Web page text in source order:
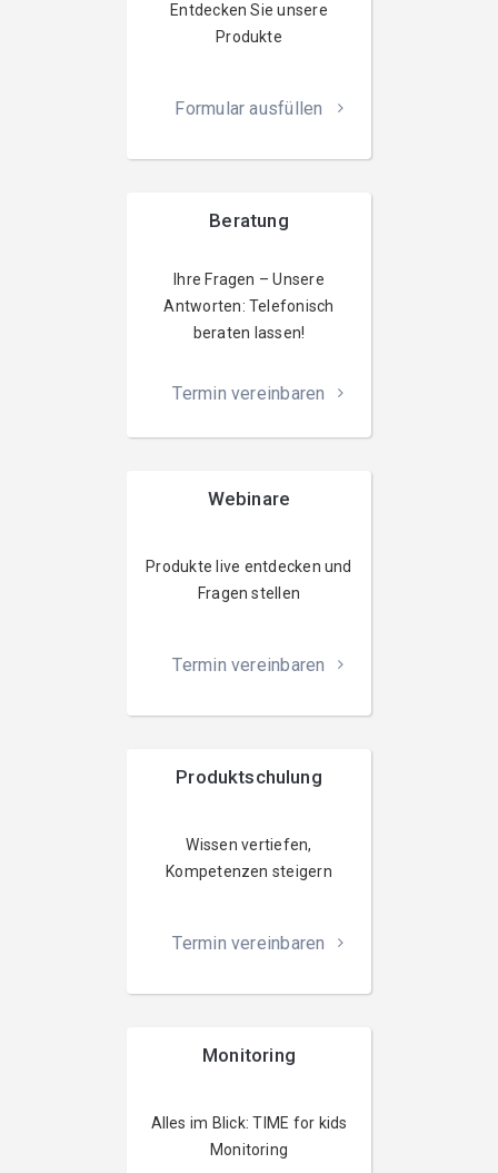
Entdecken Sie unsere
Produkte
Formular ausfüllen
Beratung
Ihre Fragen – Unsere
Antworten: Telefonisch
beraten lassen!
Termin vereinbaren
Webinare
Produkte live entdecken und
Fragen stellen
Termin vereinbaren
Produktschulung
Wissen vertiefen,
Kompetenzen steigern
Termin vereinbaren
Monitoring
Alles im Blick: TIME for kids
Monitoring